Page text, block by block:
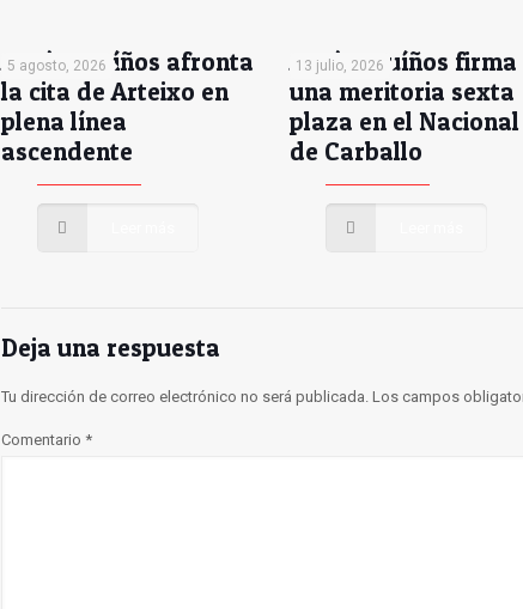
5 agosto, 2026
Antón Muíños afronta
la cita de Arteixo en
plena línea
ascendente
13 julio, 2026
Antón Muíños firma
una meritoria sexta
plaza en el Nacional
de Carballo
Deja una respuesta
Tu dirección de correo electrónico no será publicada. Los campos
Comentario *